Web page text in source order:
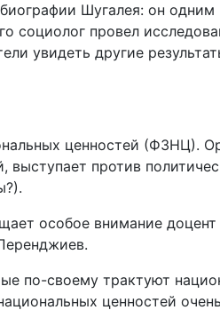
Шугалея: он
социолог провел
увидеть другие
ценностей (ФЗНЦ).
против
особое внимание
по-своему трактуют
ценностей